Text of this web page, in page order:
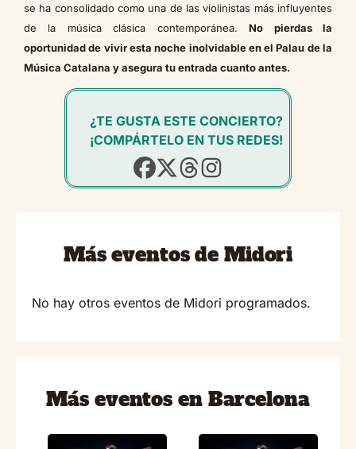
se ha consolidado como una de las violinistas más influyentes
de la música clásica contemporánea.No pierdas la
oportunidad de vivir esta noche inolvidable en el Palau de la
Música Catalana y asegura tu entrada cuanto antes.
¿TE GUSTA ESTE CONCIERTO?
¡COMPÁRTELO EN TUS REDES!
Más eventos de Midori
No hay otros eventos de Midori programados.
Más eventos en Barcelona